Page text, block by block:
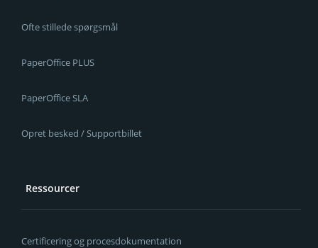
Ofte stillede spørgsmål
PaperOffice PLUS
PaperOffice SLA
Opret besked / Supportbillet
Ressourcer
Certificering og procesdokumentation